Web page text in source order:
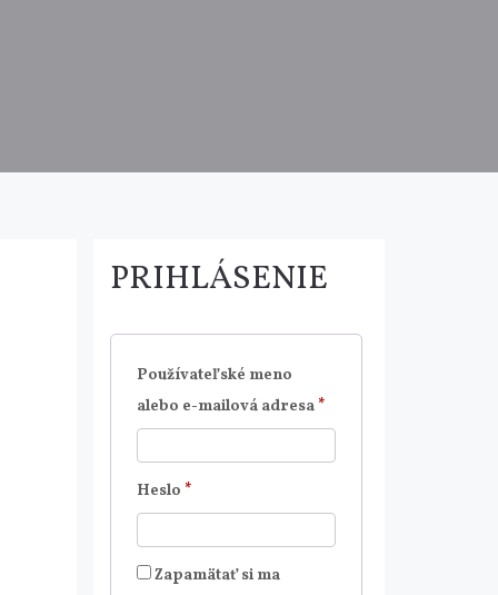
PRIHLÁSENIE
Používateľské meno
alebo e-mailová adresa *Povinné
Heslo *Povinné
Zapamätať si ma